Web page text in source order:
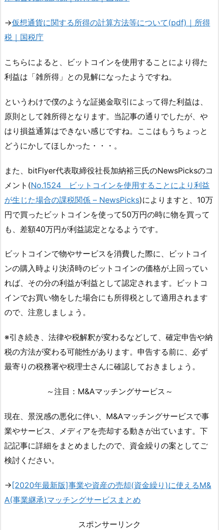
→仮想通貨に関する所得の計算方法等について(pdf)｜所得
税｜国税庁
こちらによると、ビットコインを使用することにより得た
利益は「雑所得」との見解になったようですね。
というわけで僕のような証拠金取引によって得た利益は、
原則として雑所得となります。当記事の通りでしたが、や
はり損益通算はできない感じですね。ここはもうちょっと
どうにかしてほしかった・・・。
また、bitFlyer代表取締役社長加納裕三氏のNewsPicksのコ
メント(No.1524 ビットコインを使用することにより利益
が生じた場合の課税関係 – NewsPicks)によりますと、10万
円で買ったビットコインを使って50万円の時に物を買って
も、差額40万円が利益認定となるようです。
ビットコインで物やサービスを消費した際に、ビットコイ
ンの購入時より決済時のビットコインの価格が上回ってい
れば、その分の利益が利益として認定されます。ビットコ
インでお買い物をした場合にも所得税として適用されます
ので、注意しましょう。
※引き続き、法律や税解釈が変わるなどして、確定申告や納
税の方法が変わる可能性があります。申告する前に、必ず
最寄りの税務署や税理士さんに確認しておきましょう。
～注目：M&Aマッチングサービス～
現在、景況感の悪化に伴い、M&Aマッチングサービスで事
業やサービス、メディアを売却する動きが出ています。下
記記事に詳細をまとめましたので、資金繰りの案としてご
検討ください。
→[2020年最新版]事業や資産の売却(資金繰り)に使えるM&
A(事業継承)マッチングサービスまとめ
スポンサーリンク